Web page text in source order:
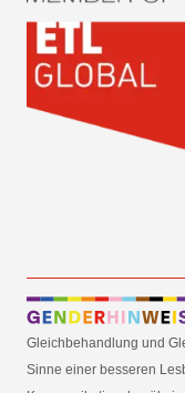
Gleichbehandlung und
Sinne einer besseren